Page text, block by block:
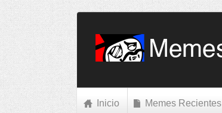
Inicio Memes Recientes